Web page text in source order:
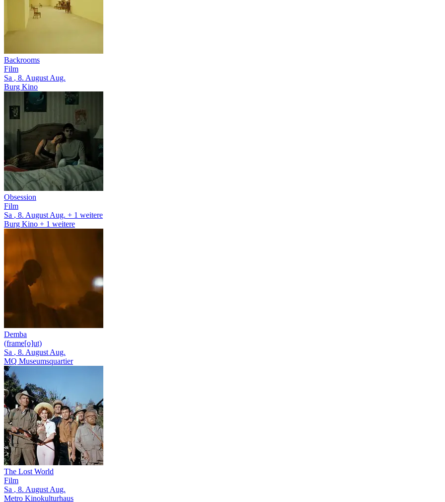
Backrooms
Film
August
Aug.
Burg Kino
Obsession
Film
Sa
Burg Kino
Demba
(frame[o]ut)
Sa, 8.
MQ Museumsquartier
The Lost World
Film